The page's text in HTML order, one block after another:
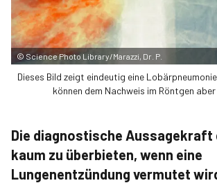
© Science Photo Library/Marazzi, Dr. P.
Dieses Bild zeigt eindeutig eine
können dem Nachweis im Röntgen
Die diagnostische Aussagekraft
kaum zu überbieten, wenn eine
Lungenentzündung vermutet